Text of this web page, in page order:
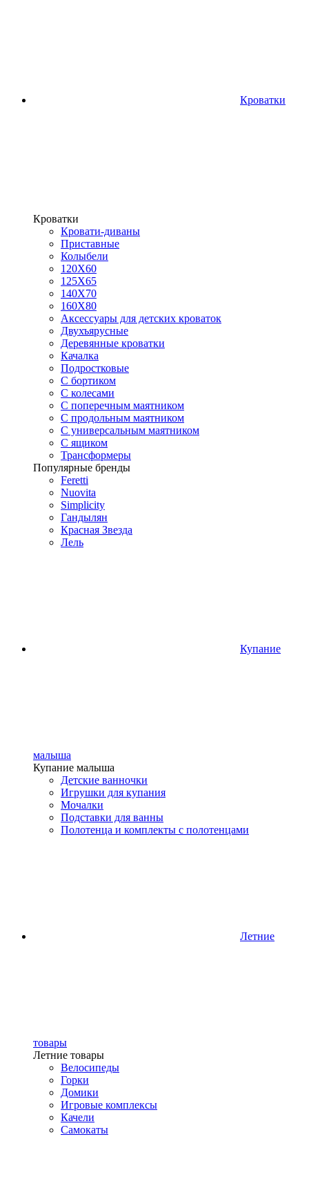
Кроватки
Кроватки
Кровати-диваны
Приставные
Колыбели
120Х60
125X65
140Х70
160Х80
Аксессуары для детских кроваток
Двухъярусные
Деревянные кроватки
Качалка
Подростковые
С бортиком
С колесами
С поперечным маятником
С продольным маятником
С универсальным маятником
С ящиком
Трансформеры
Популярные бренды
Feretti
Nuovita
Simplicity
Гандылян
Красная Звезда
Лель
Купание
малыша
Купание малыша
Детские ванночки
Игрушки для купания
Мочалки
Подставки для ванны
Полотенца и комплекты с полотенцами
Летние
товары
Летние товары
Велосипеды
Горки
Домики
Игровые комплексы
Качели
Самокаты